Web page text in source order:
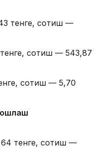
тенге, сотиш —
сотиш — 543,87
сотиш — 5,70
тенге, сотиш —